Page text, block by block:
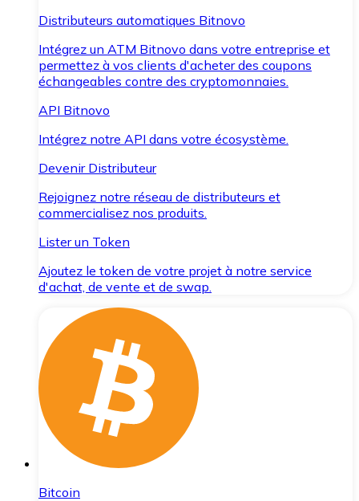
Distributeurs automatiques Bitnovo
Intégrez un ATM Bitnovo dans votre entreprise et
permettez à vos clients d'acheter des coupons
échangeables contre des cryptomonnaies.
API Bitnovo
Intégrez notre API dans votre écosystème.
Devenir Distributeur
Rejoignez notre réseau de distributeurs et
commercialisez nos produits.
Lister un Token
Ajoutez le token de votre projet à notre service
d'achat, de vente et de swap.
Bitcoin